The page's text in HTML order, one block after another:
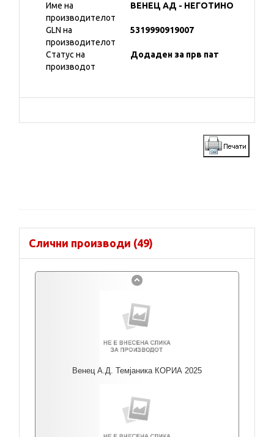
Име на
производителот
ВЕНЕЦ АД - НЕГОТИНО
GLN на
производителот
5319990919007
Статус на
производот
Додаден за прв пат
Слични производи (49)
Венец А.Д. Темјаника КОРИА 2025